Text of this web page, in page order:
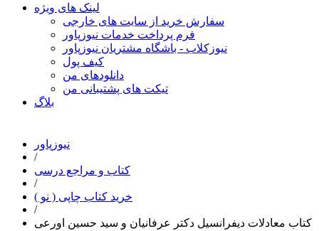
لینک های ویژه
سفارش خرید از سایت های خارجی
فرم پرداخت خدمات نیوزپاور
نیوزکلاب - باشگاه مشتریان نیوزپاور
کیف پول
دانلودهای من
تیکت های پشتیبانی من
بلاگ
نیوزپاور
/
کتاب و مراجع درسی
/
خرید کتاب چاپی ( نو )
/
کتاب معادلات دیفرانسیل دکتر عرفانیان و سید حسین اورعی